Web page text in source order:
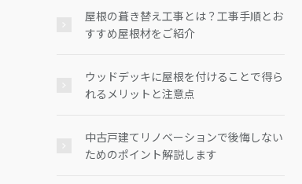
屋根の葺き替え工事とは？工事手順とお
すすめ屋根材をご紹介
ウッドデッキに屋根を付けることで得ら
れるメリットと注意点
中古戸建てリノベーションで後悔しない
ためのポイント解説します